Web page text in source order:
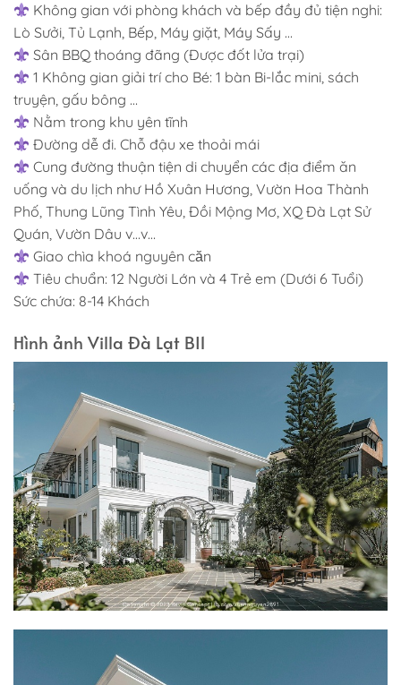
Không gian với phòng khách và bếp đầy đủ tiện nghi:
Lò Sưởi, Tủ Lạnh, Bếp, Máy giặt, Máy Sấy …
Sân BBQ thoáng đãng (Được đốt lửa trại)
1 Không gian giải trí cho Bé: 1 bàn Bi-lắc mini, sách
truyện, gấu bông …
Nằm trong khu yên tĩnh
Đường dễ đi. Chỗ đậu xe thoải mái
Cung đường thuận tiện di chuyển các địa điểm ăn
uống và du lịch như Hồ Xuân Hương, Vườn Hoa Thành
Phố, Thung Lũng Tình Yêu, Đồi Mộng Mơ, XQ Đà Lạt Sử
Quán, Vườn Dâu v…v…
Giao chìa khoá nguyên căn
Tiêu chuẩn: 12 Người Lớn và 4 Trẻ em (Dưới 6 Tuổi)
Sức chứa: 8-14 Khách
Hình ảnh Villa Đà Lạt BI1